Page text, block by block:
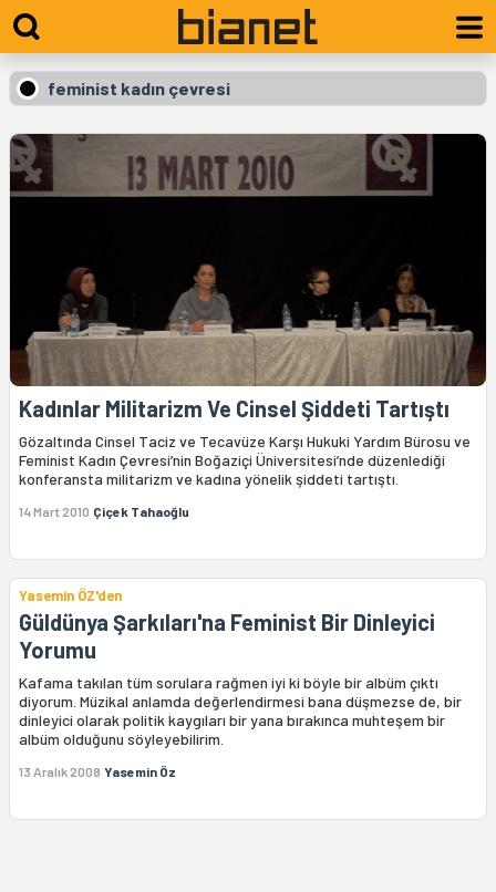
feminist kadın çevresi
Kadınlar Militarizm Ve Cinsel Şiddeti Tartıştı
Gözaltında Cinsel Taciz ve Tecavüze Karşı Hukuki Yardım Bürosu ve
Feminist Kadın Çevresi’nin Boğaziçi Üniversitesi’nde düzenlediği
konferansta militarizm ve kadına yönelik şiddeti tartıştı.
14 Mart 2010 Çiçek Tahaoğlu
Yasemin ÖZ'den
Güldünya Şarkıları'na Feminist Bir Dinleyici
Yorumu
Kafama takılan tüm sorulara rağmen iyi ki böyle bir albüm çıktı
diyorum. Müzikal anlamda değerlendirmesi bana düşmezse de, bir
dinleyici olarak politik kaygıları bir yana bırakınca muhteşem bir
albüm olduğunu söyleyebilirim.
13 Aralık 2008 Yasemin Öz